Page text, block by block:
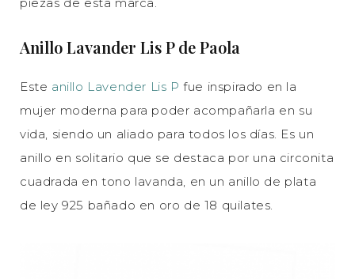
Anillo Lavander Lis P de Paola
Este anillo Lavender Lis P fue inspirado en la
mujer moderna para poder acompañarla en su
vida, siendo un aliado para todos los días. Es un
anillo en solitario que se destaca por una circonita
cuadrada en tono lavanda, en un anillo de plata
de ley 925 bañado en oro de 18 quilates.